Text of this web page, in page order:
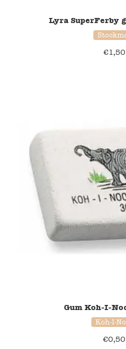
Lyra SuperFerby
€1,50
Gum Koh-I-
Koh-I-
€0,50